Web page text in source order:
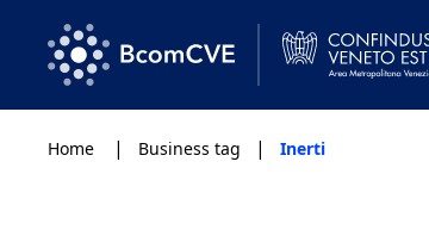
Home | Business tag | Inerti